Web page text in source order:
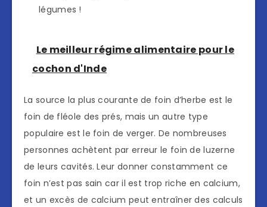
légumes !
Le meilleur régime alimentaire pour le
cochon d'Inde
La source la plus courante de foin d’herbe est le
foin de fléole des prés, mais un autre type
populaire est le foin de verger. De nombreuses
personnes achètent par erreur le foin de luzerne
de leurs cavités. Leur donner constamment ce
foin n’est pas sain car il est trop riche en calcium,
et un excès de calcium peut entraîner des calculs